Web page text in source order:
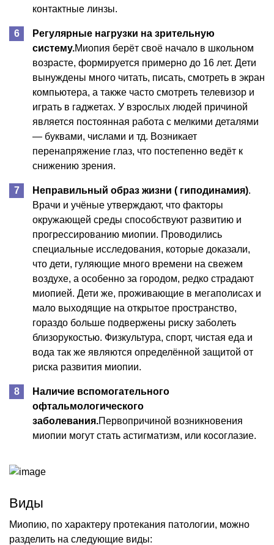
контактные линзы.
Регулярные нагрузки на зрительную
систему.Миопия берёт своё начало в школьном
возрасте, формируется примерно до 16 лет. Дети
вынуждены много читать, писать, смотреть в экран
компьютера, а также часто смотреть телевизор и
играть в гаджетах. У взрослых людей причиной
является постоянная работа с мелкими деталями
— буквами, числами и тд. Возникает
перенапряжение глаз, что постепенно ведёт к
снижению зрения.
Неправильный образ жизни ( гиподинамия).
Врачи и учёные утверждают, что факторы
окружающей среды способствуют развитию и
прогрессированию миопии. Проводились
специальные исследования, которые доказали,
что дети, гуляющие много времени на свежем
воздухе, а особенно за городом, редко страдают
миопией. Дети же, проживающие в мегаполисах и
мало выходящие на открытое пространство,
гораздо больше подвержены риску заболеть
близорукостью. Физкультура, спорт, чистая еда и
вода так же являются определённой защитой от
риска развития миопии.
Наличие вспомогательного
офтальмологического
заболевания.Первопричиной возникновения
миопии могут стать астигматизм, или косоглазие.
Виды
Миопию, по характеру протекания патологии, можно
разделить на следующие виды: